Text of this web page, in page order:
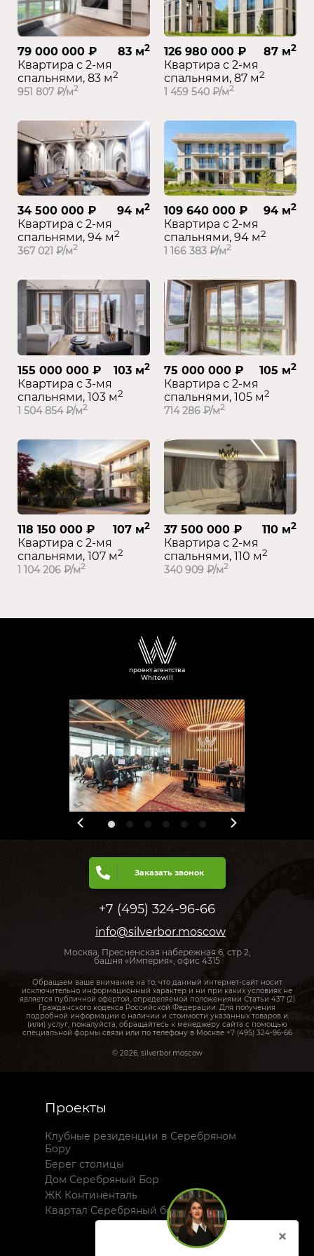
79 000 000 ₽ 83 м2
Квартира с 2-мя
спальнями, 83 м2
951 807 ₽/м2
126 980 000 ₽ 87 м2
Квартира с 2-мя
спальнями, 87 м2
1 459 540 ₽/м2
34 500 000 ₽ 94 м2
Квартира с 2-мя
спальнями, 94 м2
367 021 ₽/м2
109 640 000 ₽ 94 м2
Квартира с 2-мя
спальнями, 94 м2
1 166 383 ₽/м2
155 000 000 ₽ 103 м2
Квартира с 3-мя
спальнями, 103 м2
1 504 854 ₽/м2
75 000 000 ₽ 105 м2
Квартира с 2-мя
спальнями, 105 м2
714 286 ₽/м2
118 150 000 ₽ 107 м2
Квартира с 2-мя
спальнями, 107 м2
1 104 206 ₽/м2
37 500 000 ₽ 110 м2
Квартира с 2-мя
спальнями, 110 м2
340 909 ₽/м2
Проекты
Клубные резиденции в Серебряном
Бору
Берег столицы
Дом Серебряный Бор
ЖК Континенталь
Квартал Серебряный бор
Заказать звонок
+7 (495) 324-96-66
info@silverbor.moscow
Москва, Пресненская набережная 6, стр 2,
башня «Империя», офис 4315
Обращаем ваше внимание на то, что данный интернет-сайт носит
исключительно информационный характер и ни при каких условиях не
является публичной офертой, определяемой положениями Статьи 437 (2)
Гражданского кодекса Российской Федерации. Для получения
подробной информации о наличии и стоимости указанных товаров и
(или) услуг, пожалуйста, обращайтесь к менеджеру сайта с помощью
специальной формы связи или по телефону в Москве +7 (495) 324-96-66
© 2026, silverbor.moscow
проект агентства
Whitewill